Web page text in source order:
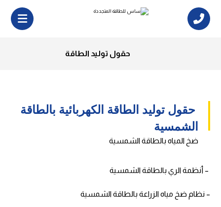
حقول توليد الطاقة
حقول توليد الطاقة الكهربائية بالطاقة
الشمسية
ضخ المياه بالطاقة الشمسية
– أنظمة الري بالطاقة الشمسية
– نظام ضخ مياه الزراعة بالطاقة الشمسية